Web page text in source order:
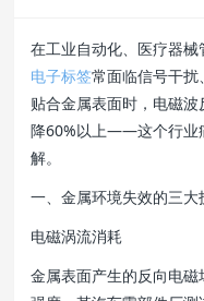
在工业自动化、医疗器
电子标签常面临信号干
贴合金属表面时，电磁
降60%以上——这个行业
解。
一、金属环境失效的三大
电磁涡流消耗
金属表面产生的反向电磁